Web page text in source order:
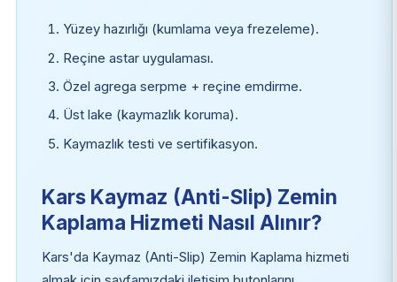
Yüzey hazırlığı (kumlama veya frezeleme).
Reçine astar uygulaması.
Özel agrega serpme + reçine emdirme.
Üst lake (kaymazlık koruma).
Kaymazlık testi ve sertifikasyon.
Kars Kaymaz (Anti-Slip) Zemin
Kaplama Hizmeti Nasıl Alınır?
Kars'da Kaymaz (Anti-Slip) Zemin Kaplama hizmeti